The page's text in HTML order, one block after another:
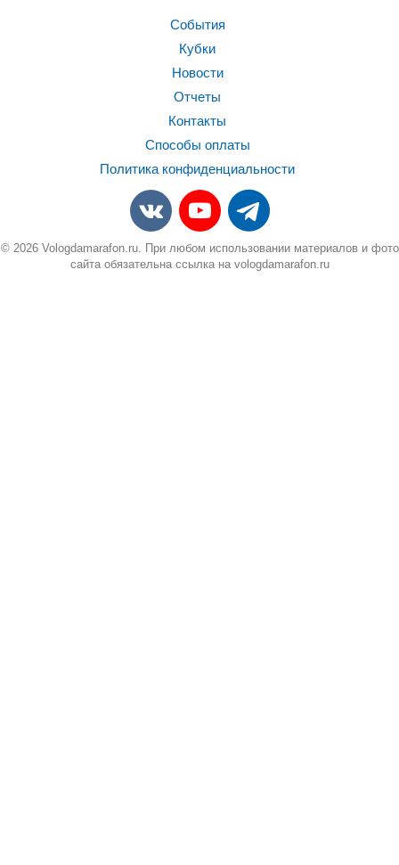
События
Кубки
Новости
Отчеты
Контакты
Способы оплаты
Политика конфиденциальности
© 2026 Vologdamarafon.ru. При любом использовании материалов и фото
сайта обязательна ссылка на vologdamarafon.ru